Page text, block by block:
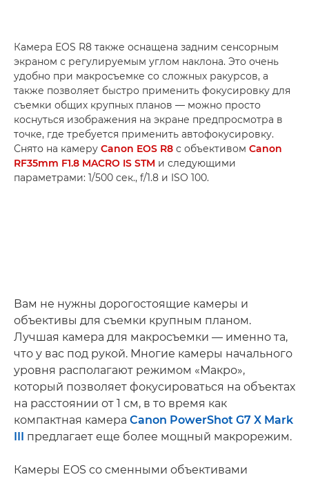
Камера EOS R8 также оснащена задним сенсорным
экраном с регулируемым углом наклона. Это очень
удобно при макросъемке со сложных ракурсов, а
также позволяет быстро применить фокусировку для
съемки общих крупных планов — можно просто
коснуться изображения на экране предпросмотра в
точке, где требуется применить автофокусировку.
Снято на камеру Canon EOS R8 с объективом Canon
RF35mm F1.8 MACRO IS STM и следующими
параметрами: 1/500 сек., f/1.8 и ISO 100.
Вам не нужны дорогостоящие камеры и
объективы для съемки крупным планом.
Лучшая камера для макросъемки — именно та,
что у вас под рукой. Многие камеры начального
уровня располагают режимом «Макро»,
который позволяет фокусироваться на объектах
на расстоянии от 1 см, в то время как
компактная камера Canon PowerShot G7 X Mark
III предлагает еще более мощный макрорежим.
Камеры EOS со сменными объективами